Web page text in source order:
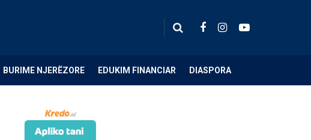
BURIME NJERËZORE EDUKIM FINANCIAR DIASPORA